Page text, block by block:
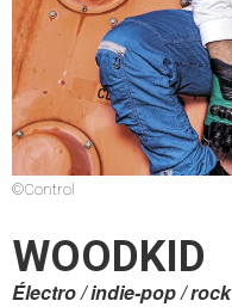
©Control
WOODKID
Électro / indie-pop / rock